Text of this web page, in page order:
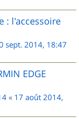
: l'accessoire
sept. 2014, 18:47
EDGE
« 17 août 2014,